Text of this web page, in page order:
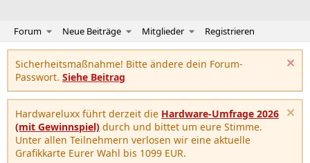
Forum Neue Beiträge Mitglieder Registrieren
Sicherheitsmaßnahme! Bitte ändere dein Forum-
Passwort. Siehe Beitrag
Hardwareluxx führt derzeit die Hardware-Umfrage 2026
(mit Gewinnspiel) durch und bittet um eure Stimme.
Unter allen Teilnehmern verlosen wir eine aktuelle
Grafikkarte Eurer Wahl bis 1099 EUR.